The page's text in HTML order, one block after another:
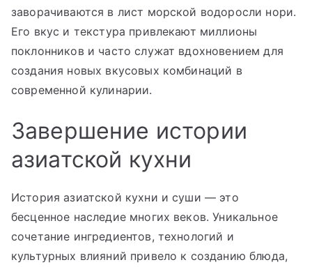
заворачиваются в лист морской водоросли нори.
Его вкус и текстура привлекают миллионы
поклонников и часто служат вдохновением для
создания новых вкусовых комбинаций в
современной кулинарии.
Завершение истории
азиатской кухни
История азиатской кухни и суши — это
бесценное наследие многих веков. Уникальное
сочетание ингредиентов, технологий и
культурных влияний привело к созданию блюда,